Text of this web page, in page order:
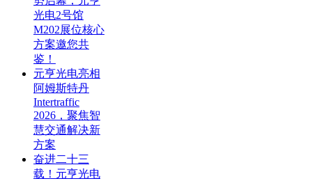
光电2号馆
M202展位核心
方案邀您共
鉴！
元亨光电亮相
阿姆斯特丹
Intertraffic
2026，聚焦智
慧交通解决新
方案
奋进二十三
载！元亨光电